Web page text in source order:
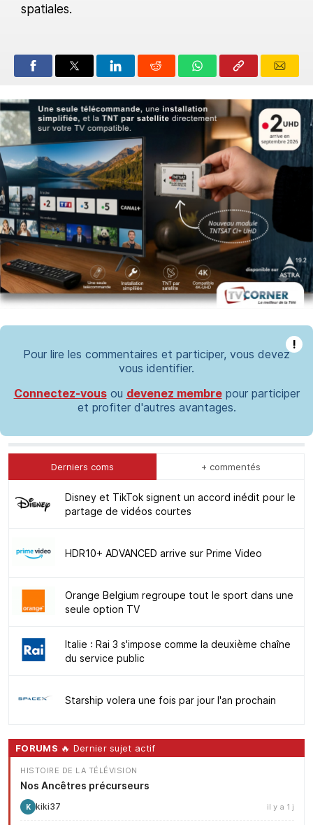
spatiales.
!
Pour lire les commentaires et participer, vous devez
vous identifier.
Connectez-vousou devenez membrepour participer
et profiter d'autres avantages.
Derniers coms + commentés
Disney et TikTok signent un accord inédit pour le
partage de vidéos courtes
HDR10+ ADVANCED arrive sur Prime Video
Orange Belgium regroupe tout le sport dans une
seule option TV
Italie : Rai 3 s'impose comme la deuxième chaîne
du service public
Starship volera une fois par jour l'an prochain
FORUMS 🔥 Dernier sujet actif
HISTOIRE DE LA TÉLÉVISION
Nos Ancêtres précurseurs
K kiki37 il y a 1 j